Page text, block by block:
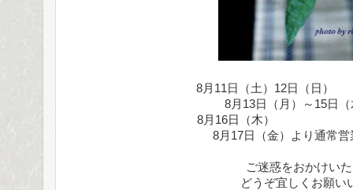
8月11日（土）12日（日
8月13日（月）～15
8月16日（木） 9
8月17日（金）より通常
ご迷惑をおかけい
どうぞ宜しくお願い